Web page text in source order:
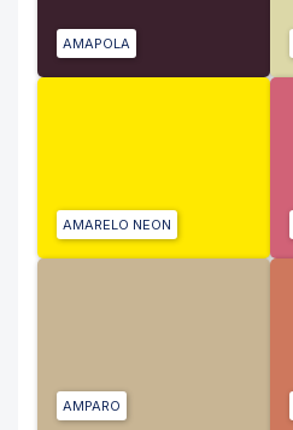
AMAPOLA
AMARELO NEON
AMPARO